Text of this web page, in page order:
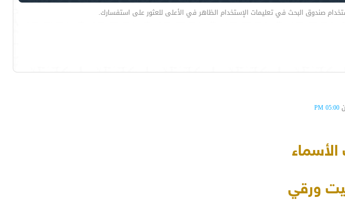
صندوق البحث في تعليمات الإستخدام الظاهر في الأعلى للعثور على استفسارك.
05:00 PM
ورقي